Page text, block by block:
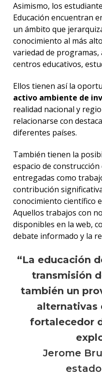
Asimismo, los
Educación encuentran
un ámbito que
conocimiento al más
variedad de programas,
centros educativos,
Ellos tienen así la
activo ambiente de
realidad nacional y
relacionarse con
diferentes países.
También tienen la
espacio de construcción
entregadas como
contribución
conocimiento científico
Aquellos trabajos con
disponibles en la web,
debate informado y la
“La educación
transmisión
también un
alternativas
fortalecedor
Jerome